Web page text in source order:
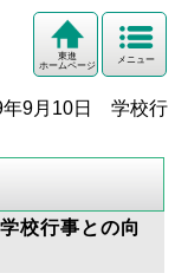
メニュー
東進
ホームページ
年9月10日 学校行
校行事との向